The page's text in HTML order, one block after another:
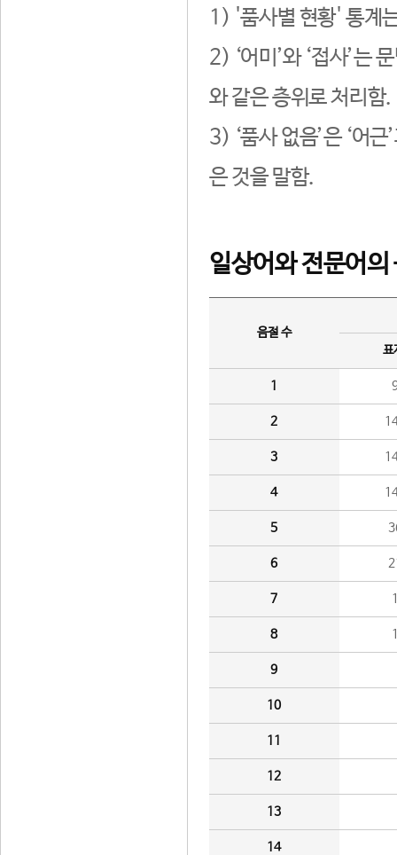
1) '품사별 현황' 통계
2) ‘어미’와 ‘접사’는
와 같은 층위로 처리함.
3) ‘품사 없음’은 ‘어
은 것을 말함.
일상어와 전문어의
음절 수
표
1
2
3
4
5
6
7
8
9
10
11
12
13
14